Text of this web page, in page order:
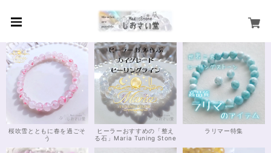
桜吹雪とともに春を過ごそ
う
ヒーラーおすすめの「整え
る石」Maria Tuning Stone
ラリマー特集